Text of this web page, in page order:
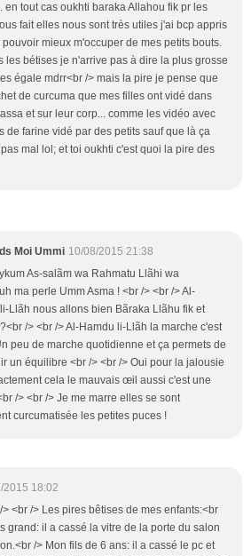
en tout cas oukhti baraka Allahou fik pr les
fait elles nous sont très utiles j'ai bcp appris
mieux m'occuper de mes petits bouts.
les bétises je n'arrive pas à dire la plus grosse
égale mdrr<br /> mais la pire je pense que
de curcuma que mes filles ont vidé dans
et sur leur corp... comme les vidéo avec
de farine vidé par des petits sauf que là ça
mal lol; et toi oukhti c'est quoi la pire des
Moi Ummi 10/08/2015 21:38
As-salãm wa Rahmatu Llãhi wa
ma perle Umm Asma ! <br /> <br /> Al-
Llãh nous allons bien Bãraka Llãhu fik et
/> <br /> Al-Hamdu li-Llãh la marche c'est
peu de marche quotidienne et ça permets de
un équilibre <br /> <br /> Oui pour la jalousie
cela le mauvais œil aussi c'est une
/> <br /> Je me marre elles se sont
curcumatisée les petites puces !
2015 18:02
<br /> Les pires bêtises de mes enfants:<br
grand: il a cassé la vitre de la porte du salon
/> Mon fils de 6 ans: il a cassé le pc et